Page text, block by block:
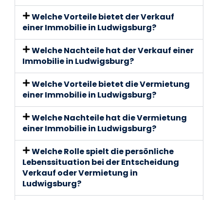
Welche Vorteile bietet der Verkauf
einer Immobilie in Ludwigsburg?
Welche Nachteile hat der Verkauf einer
Immobilie in Ludwigsburg?
Welche Vorteile bietet die Vermietung
einer Immobilie in Ludwigsburg?
Welche Nachteile hat die Vermietung
einer Immobilie in Ludwigsburg?
Welche Rolle spielt die persönliche
Lebenssituation bei der Entscheidung
Verkauf oder Vermietung in
Ludwigsburg?